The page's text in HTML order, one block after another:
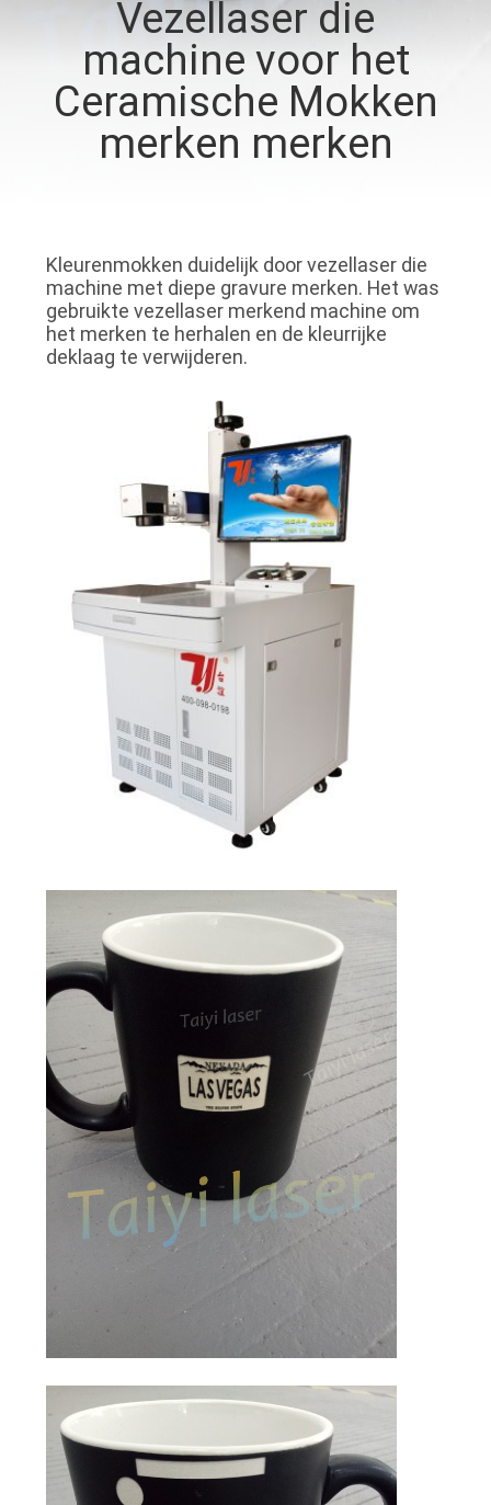
CONTACT
MET
ONS
OPLOSSING
PRIVACY
Vezellaser die
machine voor het
Ceramische Mokken
merken merken
Kleurenmokken duidelijk door vezellaser die
machine met diepe gravure merken. Het was
gebruikte vezellaser merkend machine om
het merken te herhalen en de kleurrijke
deklaag te verwijderen.